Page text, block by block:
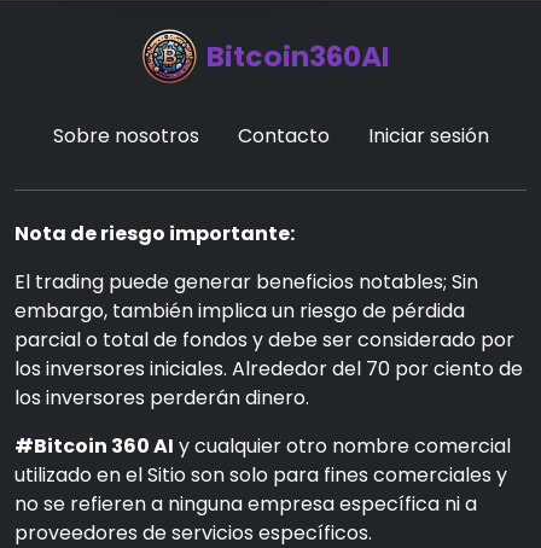
Bitcoin360AI
Sobre nosotros Contacto Iniciar sesión
Nota de riesgo importante:
El trading puede generar beneficios notables; Sin
embargo, también implica un riesgo de pérdida
parcial o total de fondos y debe ser considerado por
los inversores iniciales. Alrededor del 70 por ciento de
los inversores perderán dinero.
#Bitcoin 360 AI y cualquier otro nombre comercial
utilizado en el Sitio son solo para fines comerciales y
no se refieren a ninguna empresa específica ni a
proveedores de servicios específicos.